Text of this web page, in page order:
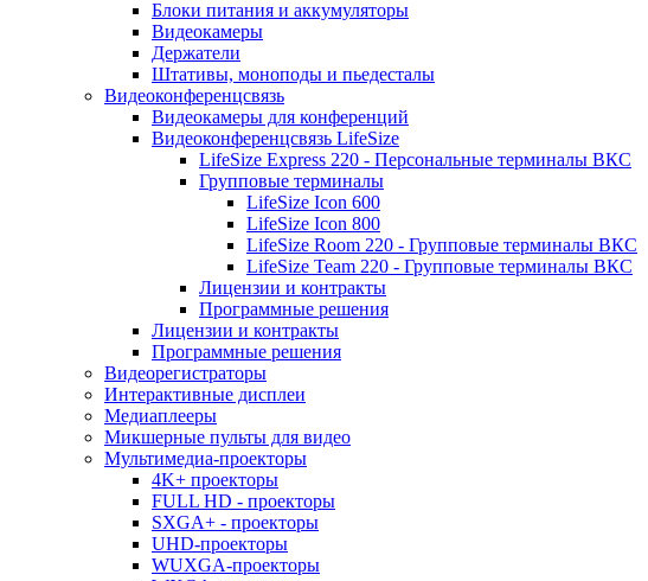
Блоки питания и аккумуляторы
Видеокамеры
Держатели
Штативы, моноподы и пьедесталы
Видеоконференцсвязь
Видеокамеры для конференций
Видеоконференцсвязь LifeSize
LifeSize Express 220 - Персональные терминалы ВКС
Групповые терминалы
LifeSize Icon 600
LifeSize Icon 800
LifeSize Room 220 - Групповые терминалы ВКС
LifeSize Team 220 - Групповые терминалы ВКС
Лицензии и контракты
Программные решения
Лицензии и контракты
Программные решения
Видеорегистраторы
Интерактивные дисплеи
Медиаплееры
Микшерные пульты для видео
Мультимедиа-проекторы
4K+ проекторы
FULL HD - проекторы
SXGA+ - проекторы
UHD-проекторы
WUXGA-проекторы